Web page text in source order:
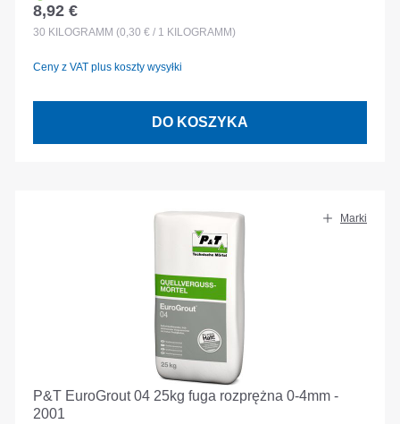
Cena regularna:
8,92 €
30 KILOGRAMM (0,30 € / 1 KILOGRAMM)
Ceny z VAT plus koszty wysyłki
DO KOSZYKA
Marki
P&T EuroGrout 04 25kg fuga rozprężna 0-4mm -
2001